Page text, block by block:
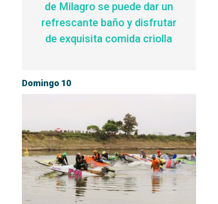
de Milagro se puede dar un
refrescante baño y disfrutar
de exquisita comida criolla
Domingo 10